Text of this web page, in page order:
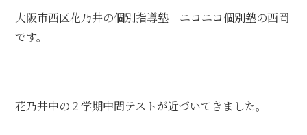
大阪市西区花乃井の個別指導塾 ニコニコ個別塾の西岡
です。
花乃井中の２学期中間テストが近づいてきました。